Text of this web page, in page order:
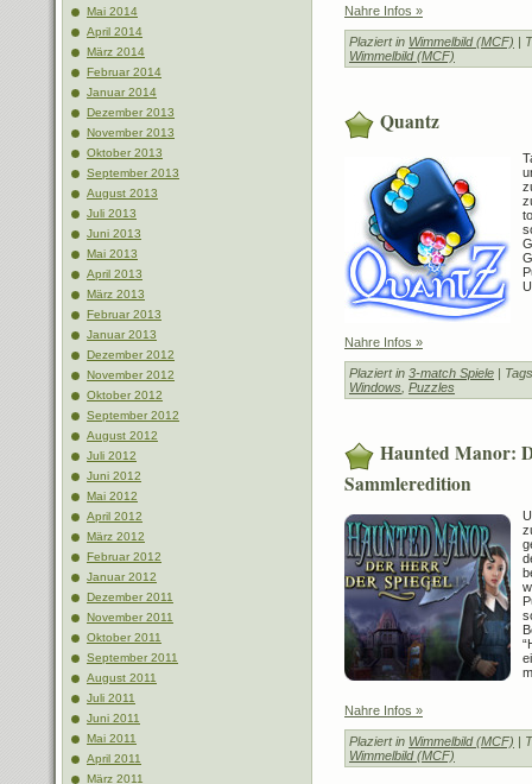
Mai 2014
April 2014
März 2014
Februar 2014
Januar 2014
Dezember 2013
November 2013
Oktober 2013
September 2013
August 2013
Juli 2013
Juni 2013
Mai 2013
April 2013
März 2013
Februar 2013
Januar 2013
Dezember 2012
November 2012
Oktober 2012
September 2012
August 2012
Juli 2012
Juni 2012
Mai 2012
April 2012
März 2012
Februar 2012
Januar 2012
Dezember 2011
November 2011
Oktober 2011
September 2011
August 2011
Juli 2011
Juni 2011
Mai 2011
April 2011
März 2011
Nahre Infos »
Plaziert in Wimmelbild (MCF) |
Wimmelbild (MCF)
Quantz
Nahre Infos »
Plaziert in 3-match Spiele |
Windows Puzzles
Haunted Manor:
Sammleredition
Nahre Infos »
Plaziert in Wimmelbild (MCF) |
Wimmelbild (MCF)